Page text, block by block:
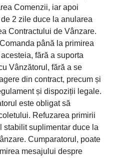
Comenzii, iar apoi
2 zile duce la anularea
Contractului de Vânzare.
până la primirea
fără a suporta
Vânzătorul, fără a se
din contract, precum și
și dispoziții legale.
este obligat să
Refuzarea primirii
stabilit suplimentar duce la
Cumparatorul, poate
mesajului despre